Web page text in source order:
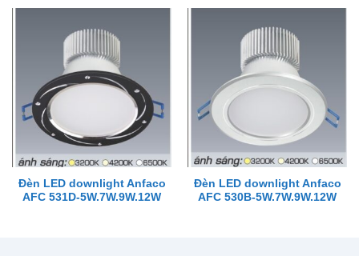
Đèn LED downlight Anfaco
AFC 531D-5W.7W.9W.12W
Đèn LED downlight Anfaco
AFC 530B-5W.7W.9W.12W